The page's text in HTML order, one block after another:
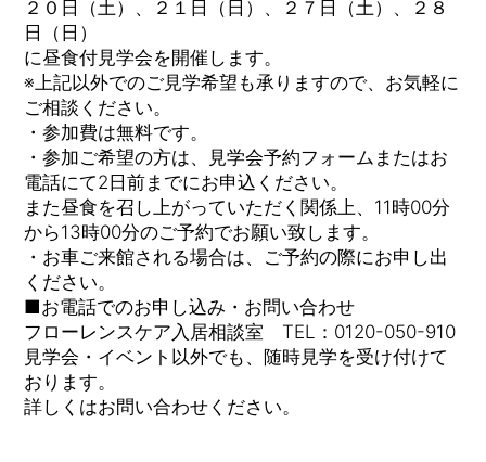
２０日（土）、２１日（日）、２７日（土）、２８
日（日）
に昼食付見学会を開催します。
※上記以外でのご見学希望も承りますので、お気軽に
ご相談ください。
・参加費は無料です。
・参加ご希望の方は、見学会予約フォームまたはお
電話にて2日前までにお申込ください。
また昼食を召し上がっていただく関係上、11時00分
から13時00分のご予約でお願い致します。
・お車ご来館される場合は、ご予約の際にお申し出
ください。
■お電話でのお申し込み・お問い合わせ
フローレンスケア入居相談室 TEL：0120-050-910
見学会・イベント以外でも、随時見学を受け付けて
おります。
詳しくはお問い合わせください。